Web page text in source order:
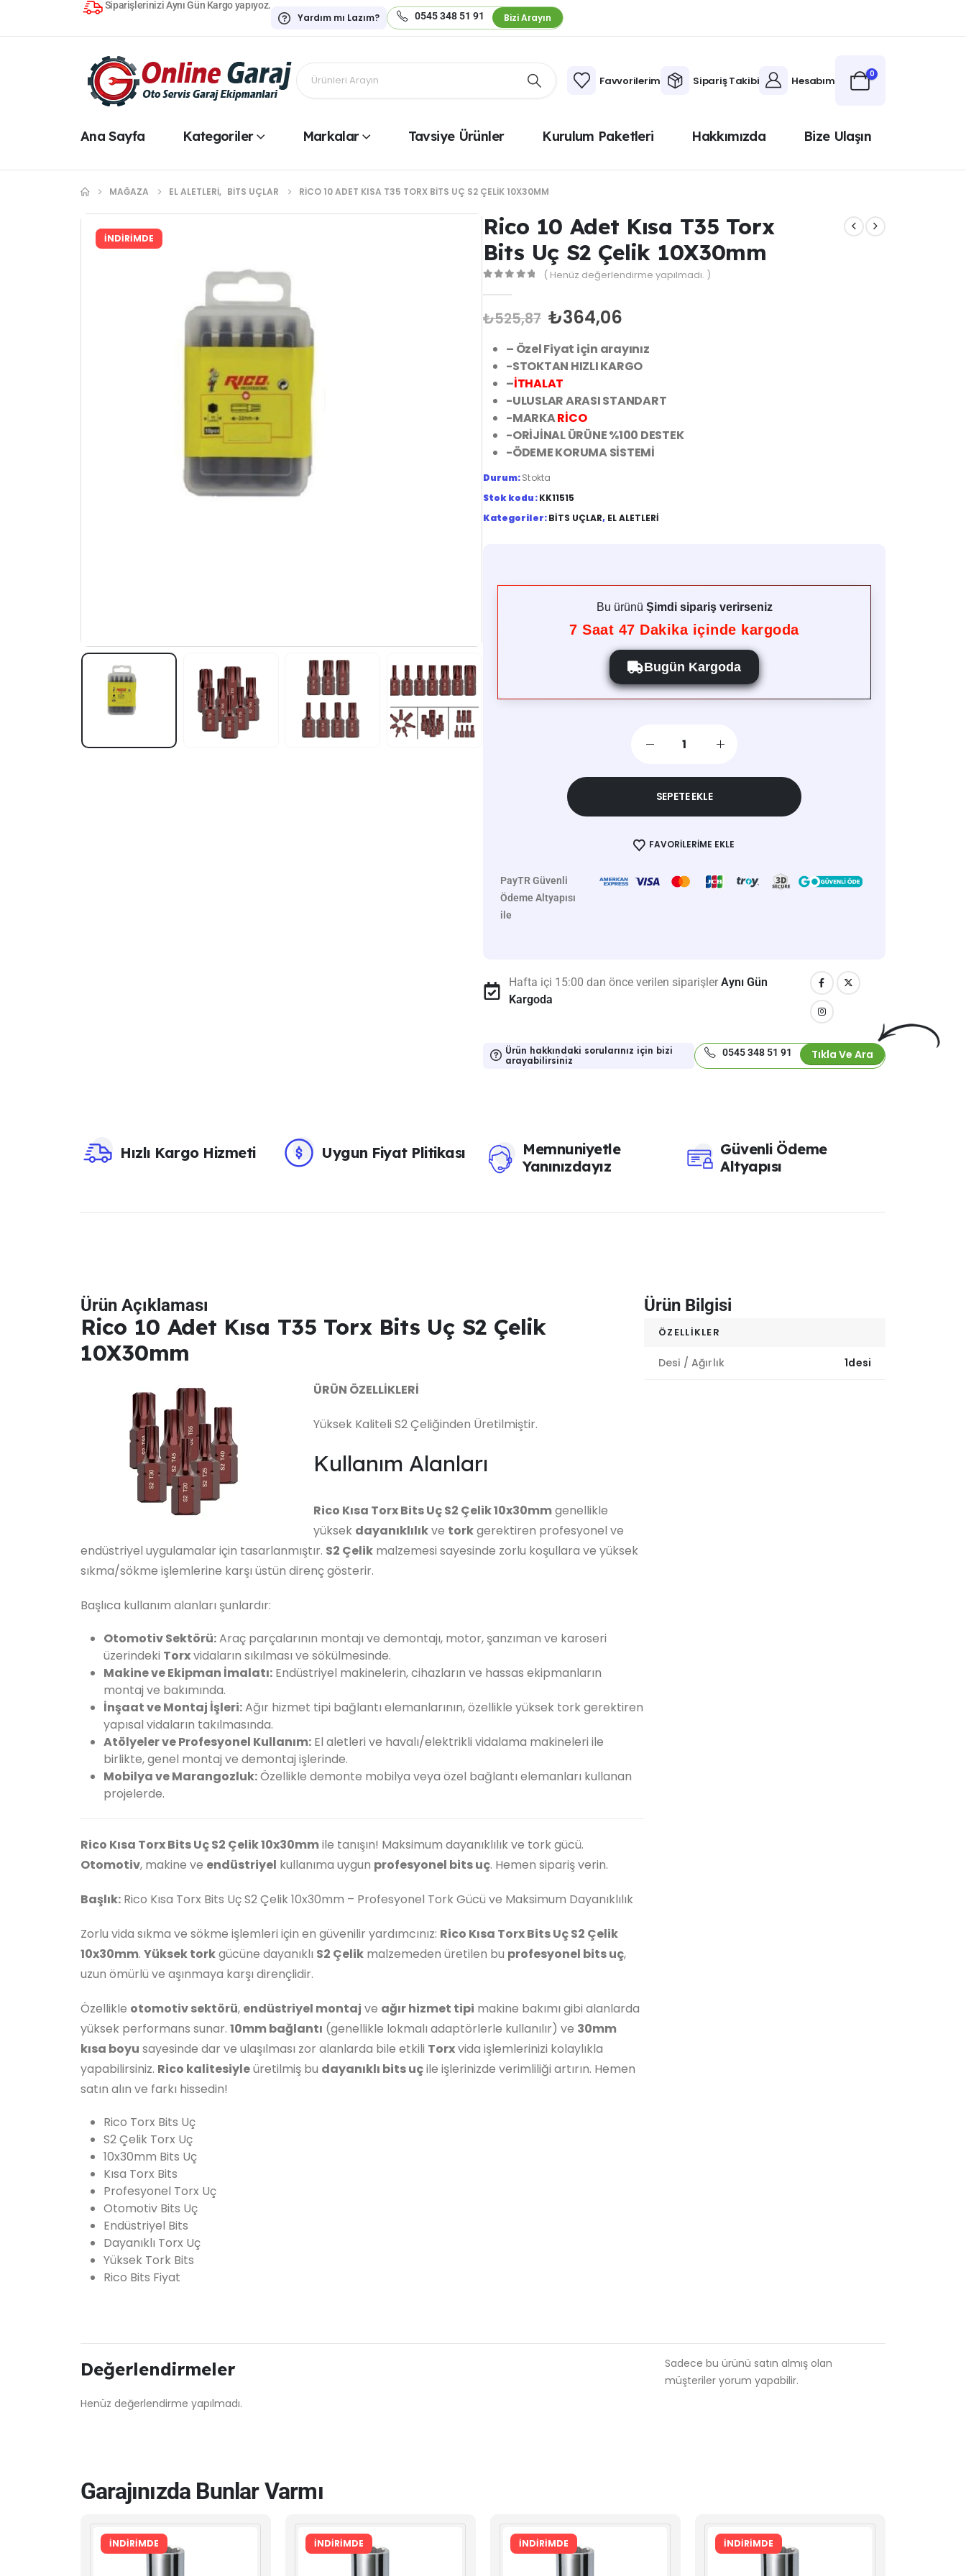
Siparişlerinizi Aynı Gün Kargo yapıyoz.
Yardım mı Lazım? 0545 348 51 91 Bizi Arayın
Favvorilerim Sipariş Takibi Hesabım 0
Ana Sayfa Kategoriler Markalar Tavsiye Ürünler Kurulum Paketleri Hakkımızda Bize Ulaşın
MAĞAZA EL ALETLERI, BITS UÇLAR RICO 10 ADET KISA T35 TORX BITS UÇ S2 ÇELIK 10X30MM
İNDİRİMDE
Rico 10 Adet Kısa T35 Torx
Bits Uç S2 Çelik 10X30mm
( Henüz değerlendirme yapılmadı. )
₺525,87 ₺364,06
– Özel Fiyat için arayınız
-STOKTAN HIZLI KARGO
–İTHALAT
-ULUSLAR ARASI STANDART
-MARKARİCO
-ORİJİNAL ÜRÜNE %100 DESTEK
-ÖDEME KORUMA SİSTEMİ
Durum:Stokta
Stok kodu:KK11515
Kategoriler:BITS UÇLAR, EL ALETLERI
Bu ürünü Şimdi sipariş verirseniz
7 Saat 47 Dakika içinde kargoda
Bugün Kargoda
SEPETE EKLE
FAVORILERIME EKLE
PayTR Güvenli
Ödeme Altyapısı
ile
Hafta içi 15:00 dan önce verilen siparişlerAynı Gün
Kargoda
Ürün hakkındaki sorularınız için bizi
arayabilirsiniz
0545 348 51 91 Tıkla Ve Ara
Hızlı Kargo Hizmeti Uygun Fiyat Plitikası
Memnuniyetle
Yanınızdayız
Güvenli Ödeme
Altyapısı
Ürün Açıklaması
Rico 10 Adet Kısa T35 Torx Bits Uç S2 Çelik
10X30mm
ÜRÜN ÖZELLİKLERİ
Yüksek Kaliteli S2 Çeliğinden Üretilmiştir.
Kullanım Alanları
Rico Kısa Torx Bits Uç S2 Çelik 10x30mmgenellikle
yüksek dayanıklılıkve torkgerektiren profesyonel ve
endüstriyel uygulamalar için tasarlanmıştır. S2 Çelik malzemesi sayesinde zorlu koşullara ve yüksek
sıkma/sökme işlemlerine karşı üstün direnç gösterir.
Başlıca kullanım alanları şunlardır:
Otomotiv Sektörü:Araç parçalarının montajı ve demontajı, motor, şanzıman ve karoseri
üzerindeki Torxvidaların sıkılması ve sökülmesinde.
Makine ve Ekipman İmalatı: Endüstriyel makinelerin, cihazların ve hassas ekipmanların
montaj ve bakımında.
İnşaat ve Montaj İşleri:Ağır hizmet tipi bağlantı elemanlarının, özellikle yüksek tork gerektiren
yapısal vidaların takılmasında.
Atölyeler ve Profesyonel Kullanım: El aletleri ve havalı/elektrikli vidalama makineleri ile
birlikte, genel montaj ve demontaj işlerinde.
Mobilya ve Marangozluk:Özellikle demonte mobilya veya özel bağlantı elemanları kullanan
projelerde.
Rico Kısa Torx Bits Uç S2 Çelik 10x30mmile tanışın! Maksimum dayanıklılık ve tork gücü.
Otomotiv, makine ve endüstriyel kullanıma uygun profesyonel bits uç. Hemen sipariş verin.
Başlık: Rico Kısa Torx Bits Uç S2 Çelik 10x30mm – Profesyonel Tork Gücü ve Maksimum Dayanıklılık
Zorlu vida sıkma ve sökme işlemleri için en güvenilir yardımcınız: Rico Kısa Torx Bits Uç S2 Çelik
10x30mm. Yüksek torkgücüne dayanıklı S2 Çelik malzemeden üretilen bu profesyonel bits uç,
uzun ömürlü ve aşınmaya karşı dirençlidir.
Özellikle otomotiv sektörü, endüstriyel montaj ve ağır hizmet tipi makine bakımı gibi alanlarda
yüksek performans sunar. 10mm bağlantı (genellikle lokmalı adaptörlerle kullanılır) ve 30mm
kısa boyu sayesinde dar ve ulaşılması zor alanlarda bile etkili Torxvida işlemlerinizi kolaylıkla
yapabilirsiniz. Rico kalitesiyleüretilmiş bu dayanıklı bits uçile işlerinizde verimliliği artırın. Hemen
satın alın ve farkı hissedin!
Rico Torx Bits Uç
S2 Çelik Torx Uç
10x30mm Bits Uç
Kısa Torx Bits
Profesyonel Torx Uç
Otomotiv Bits Uç
Endüstriyel Bits
Dayanıklı Torx Uç
Yüksek Tork Bits
Rico Bits Fiyat
Ürün Bilgisi
ÖZELLIKLER
Desi / Ağırlık 1desi
Değerlendirmeler
Henüz değerlendirme yapılmadı.
Sadece bu ürünü satın almış olan
müşteriler yorum yapabilir.
Garajınızda Bunlar Varmı
İNDİRİMDE İNDİRİMDE İNDİRİMDE İNDİRİMDE